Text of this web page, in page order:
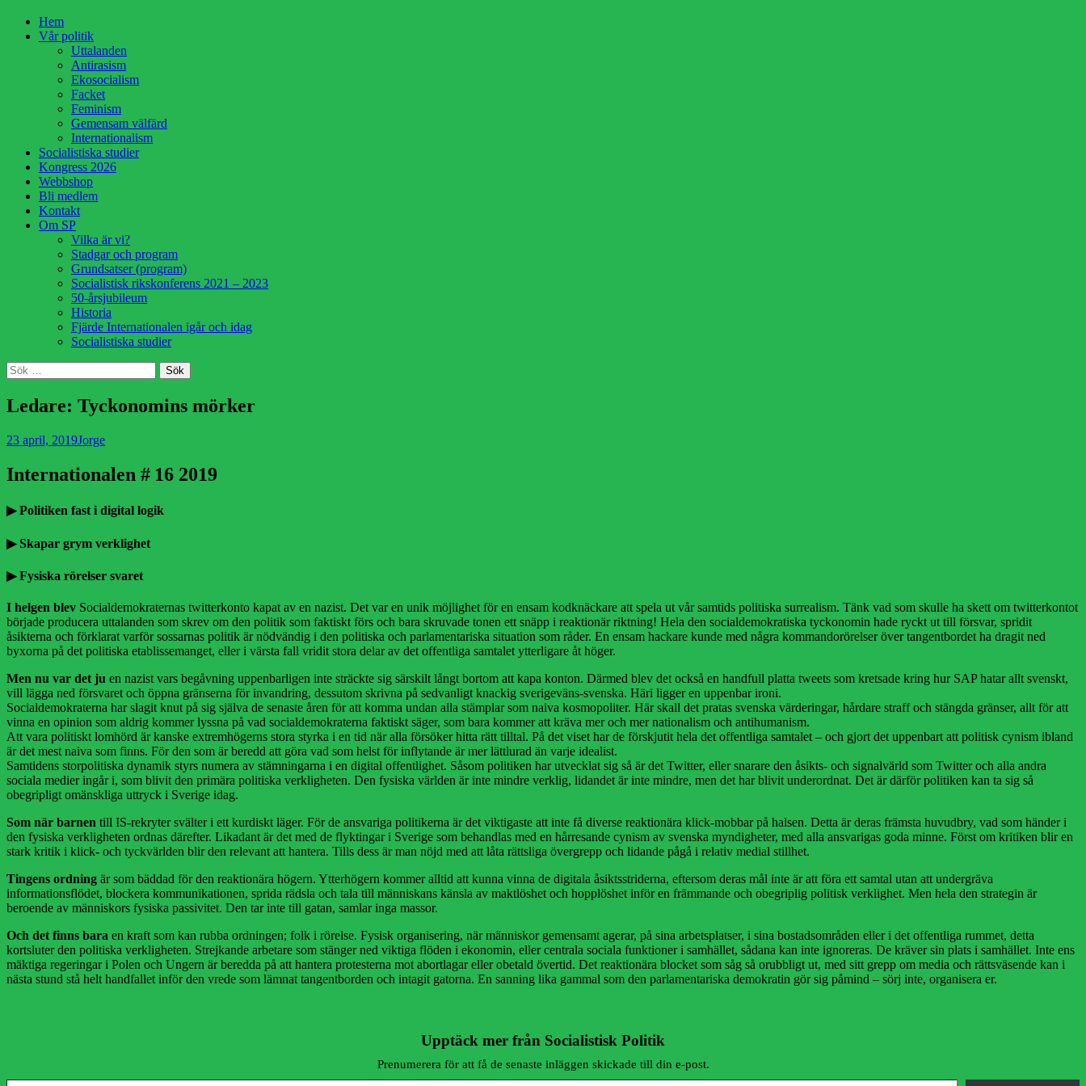
HoppaHem
Vår politik
Uttalanden
Antirasism
Ekosocialism
Facket
Feminism
Gemensam välfärd
Internationalism
Socialistiska studier
Kongress 2026
Webbshop
Bli medlem
Kontakt
Om SP
Vilka är vi?
Stadgar och program
Grundsatser (program)
Socialistisk rikskonferens 2021 – 2023
50-årsjubileum
Historia
Fjärde Internationalen igår och idag
Socialistiska studier
Sök
Sök
efter:
Ledare: Tyckonomins mörker
Publicerad
23 april, 2019Författare
Jorge
Internationalen # 16 2019
▶ Politiken fast i digital logik
▶ Skapar grym verklighet
▶ Fysiska rörelser svaret
I helgen blev Socialdemokraternas twitterkonto kapat av en nazist. Det var en unik möjlighet för en ensam kodknäckare att spela ut vår samtids politiska surrealism. Tänk vad som skulle ha skett om twitterkontot
började producera uttalanden som skrev om den politik som faktiskt förs och bara skruvade tonen ett snäpp i reaktionär riktning! Hela den socialdemokratiska tyckonomin hade ryckt ut till försvar, spridit
åsikterna och förklarat varför sossarnas politik är nödvändig i den politiska och parlamentariska situation som råder. En ensam hackare kunde med några kommandorörelser över tangentbordet ha dragit ned
byxorna på det politiska etablissemanget, eller i värsta fall vridit stora delar av det offentliga samtalet ytterligare åt höger.
Men nu var det ju en nazist vars begåvning uppenbarligen inte sträckte sig särskilt långt bortom att kapa konton. Därmed blev det också en handfull platta tweets som kretsade kring hur SAP hatar allt svenskt,
vill lägga ned försvaret och öppna gränserna för invandring, dessutom skrivna på sedvanligt knackig sverigeväns-svenska. Häri ligger en uppenbar ironi.
Socialdemokraterna har slagit knut på sig själva de senaste åren för att komma undan alla stämplar som naiva kosmopoliter. Här skall det pratas svenska värderingar, hårdare straff och stängda gränser, allt för att
vinna en opinion som aldrig kommer lyssna på vad socialdemokraterna faktiskt säger, som bara kommer att kräva mer och mer nationalism och antihumanism.
Att vara politiskt lomhörd är kanske extremhögerns stora styrka i en tid när alla försöker hitta rätt tilltal. På det viset har de förskjutit hela det offentliga samtalet – och gjort det uppenbart att politisk cynism ibland
är det mest naiva som finns. För den som är beredd att göra vad som helst för inflytande är mer lättlurad än varje idealist.
Samtidens storpolitiska dynamik styrs numera av stämningarna i en digital offentlighet. Såsom politiken har utvecklat sig så är det Twitter, eller snarare den åsikts- och signalvärld som Twitter och alla andra
sociala medier ingår i, som blivit den primära politiska verkligheten. Den fysiska världen är inte mindre verklig, lidandet är inte mindre, men det har blivit underordnat. Det är därför politiken kan ta sig så
obegripligt omänskliga uttryck i Sverige idag.
Som när barnen till IS-rekryter svälter i ett kurdiskt läger. För de ansvariga politikerna är det viktigaste att inte få diverse reaktionära klick-mobbar på halsen. Detta är deras främsta huvudbry, vad som händer i
den fysiska verkligheten ordnas därefter. Likadant är det med de flyktingar i Sverige som behandlas med en hårresande cynism av svenska myndigheter, med alla ansvarigas goda minne. Först om kritiken blir en
stark kritik i klick- och tyckvärlden blir den relevant att hantera. Tills dess är man nöjd med att låta rättsliga övergrepp och lidande pågå i relativ medial stillhet.
Tingens ordning är som bäddad för den reaktionära högern. Ytterhögern kommer alltid att kunna vinna de digitala åsiktsstriderna, eftersom deras mål inte är att föra ett samtal utan att undergräva
informationsflödet, blockera kommunikationen, sprida rädsla och tala till människans känsla av maktlöshet och hopplöshet inför en främmande och obegriplig politisk verklighet. Men hela den strategin är
beroende av människors fysiska passivitet. Den tar inte till gatan, samlar inga massor.
Och det finns bara en kraft som kan rubba ordningen; folk i rörelse. Fysisk organisering, när människor gemensamt agerar, på sina arbetsplatser, i sina bostadsområden eller i det offentliga rummet, detta
kortsluter den politiska verkligheten. Strejkande arbetare som stänger ned viktiga flöden i ekonomin, eller centrala sociala funktioner i samhället, sådana kan inte ignoreras. De kräver sin plats i samhället. Inte ens
mäktiga regeringar i Polen och Ungern är beredda på att hantera protesterna mot abortlagar eller obetald övertid. Det reaktionära blocket som såg så orubbligt ut, med sitt grepp om media och rättsväsende kan i
nästa stund stå helt handfallet inför den vrede som lämnat tangentborden och intagit gatorna. En sanning lika gammal som den parlamentariska demokratin gör sig påmind – sörj inte, organisera er.
Upptäck mer från Socialistisk Politik
Prenumerera för att få de senaste inläggen skickade till din e-post.
Skriv din e-post …